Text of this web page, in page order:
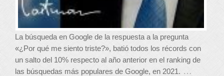
La búsqueda en Google de la respuesta a la pregunta
«¿Por qué me siento triste?», batió todos los récords con
un salto del 10% respecto al año anterior en el ranking de
las búsquedas más populares de Google, en 2021. …